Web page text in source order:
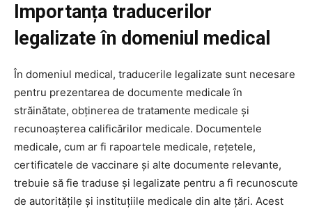
Importanța traducerilor
legalizate în domeniul medical
În domeniul medical, traducerile legalizate sunt necesare
pentru prezentarea de documente medicale în
străinătate, obținerea de tratamente medicale și
recunoașterea calificărilor medicale. Documentele
medicale, cum ar fi rapoartele medicale, rețetele,
certificatele de vaccinare și alte documente relevante,
trebuie să fie traduse și legalizate pentru a fi recunoscute
de autoritățile și instituțiile medicale din alte țări. Acest